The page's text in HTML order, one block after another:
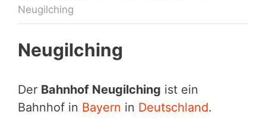
Neugilching
Neugilching
Der Bahnhof Neugilching ist ein
Bahnhof in Bayern in Deutschland.